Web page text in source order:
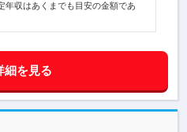
年収はあくまでも目安の金額であ
細を見る